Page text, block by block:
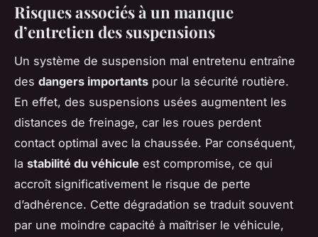
Risques associés à un manque
d’entretien des suspensions
Un système de suspension mal entretenu entraîne
des dangers importants pour la sécurité routière.
En effet, des suspensions usées augmentent les
distances de freinage, car les roues perdent
contact optimal avec la chaussée. Par conséquent,
la stabilité du véhicule est compromise, ce qui
accroît significativement le risque de perte
d’adhérence. Cette dégradation se traduit souvent
par une moindre capacité à maîtriser le véhicule,